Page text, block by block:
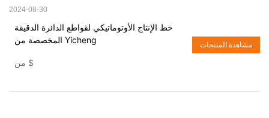
2024-08-30
خط الإنتاج الأوتوماتيكي لقواطع الدائرة الدقيقة
المخصصة من Yicheng
$
مشاهدة المنتجات